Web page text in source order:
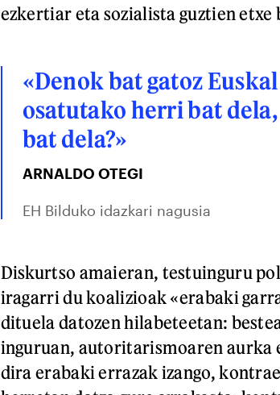
ezkertiar eta sozialista guztien etxe
«Denok bat gatoz
osatutako herri bat
bat dela?»
ARNALDO OTEGI
EH Bilduko idazkari nagusia
Diskurtso amaieran, testuinguru
iragarri du koalizioak «erabaki
dituela datozen hilabeteetan:
inguruan, autoritarismoaren aurka
dira erabaki errazak izango,